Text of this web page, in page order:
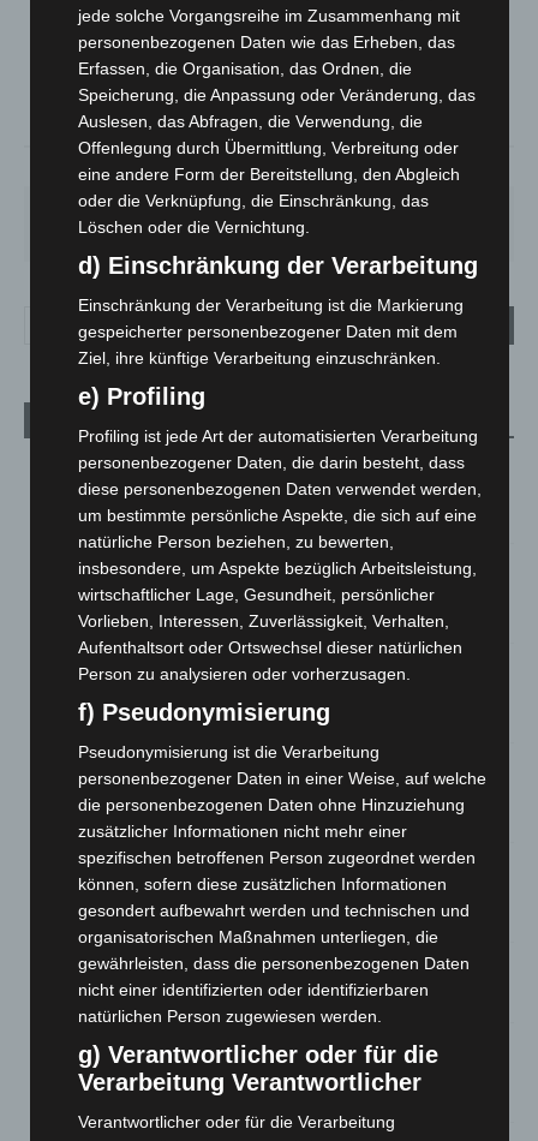
Überwiegend Bewölkt
21° 21.7°
18.8°
3.9m/s 77%
FR.
21°
SA.
26°
SO.
32°
MO.
Niedersachsen: Feuerwehrkräfte kehren nach
Waldbrandeinsatz aus Spanien zurück
7. August 2026
Hannover: Erste Tigermücken-Population in Niedersachsen
entdeckt
7. August 2026
Brand im „Haus der Begegnung“ in Neuwarmbüchen schnell
6. August 2026
Region Hannover: 21 neue Notfallsanitäter starten beim
Roten Kreuz
5. August 2026
Mann läuft mit Hockeyschläger über A7 – Polizei sucht
Zeugen
5. August 2026
Celle: Mensch stirbt bei Bagger-Unfall auf Baustelle
5. August 2026
Gasleitung bei McDonald’s-Umbau in Langenhagen
beschädigt
5. August 2026
jede solche Vorgangsreihe im Zusammenhang mit
personenbezogenen Daten wie das Erheben, das
Erfassen, die Organisation, das Ordnen, die
Speicherung, die Anpassung oder Veränderung, das
Auslesen, das Abfragen, die Verwendung, die
Offenlegung durch Übermittlung, Verbreitung oder
eine andere Form der Bereitstellung, den Abgleich
oder die Verknüpfung, die Einschränkung, das
Löschen oder die Vernichtung.
d) Einschränkung der Verarbeitung
Einschränkung der Verarbeitung ist die Markierung
gespeicherter personenbezogener Daten mit dem
Ziel, ihre künftige Verarbeitung einzuschränken.
e) Profiling
Profiling ist jede Art der automatisierten Verarbeitung
personenbezogener Daten, die darin besteht, dass
diese personenbezogenen Daten verwendet werden,
um bestimmte persönliche Aspekte, die sich auf eine
natürliche Person beziehen, zu bewerten,
insbesondere, um Aspekte bezüglich Arbeitsleistung,
wirtschaftlicher Lage, Gesundheit, persönlicher
Vorlieben, Interessen, Zuverlässigkeit, Verhalten,
Aufenthaltsort oder Ortswechsel dieser natürlichen
Person zu analysieren oder vorherzusagen.
f) Pseudonymisierung
Pseudonymisierung ist die Verarbeitung
personenbezogener Daten in einer Weise, auf welche
die personenbezogenen Daten ohne Hinzuziehung
zusätzlicher Informationen nicht mehr einer
spezifischen betroffenen Person zugeordnet werden
können, sofern diese zusätzlichen Informationen
gesondert aufbewahrt werden und technischen und
organisatorischen Maßnahmen unterliegen, die
gewährleisten, dass die personenbezogenen Daten
nicht einer identifizierten oder identifizierbaren
natürlichen Person zugewiesen werden.
g) Verantwortlicher oder für die
Verarbeitung Verantwortlicher
Verantwortlicher oder für die Verarbeitung